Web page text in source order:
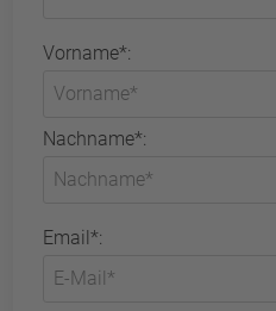
Vorname*:
Nachname*:
Email*: